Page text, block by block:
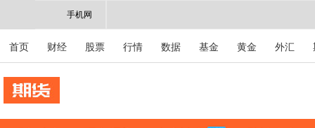
手机网
首页 财经 股票 行情 数据 基金 黄金 外汇